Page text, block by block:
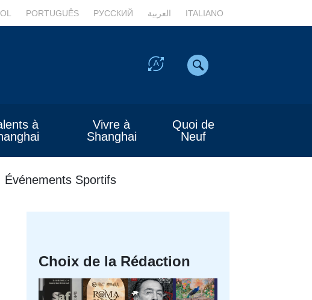
PORTUGUÊS РУССКИЙ العربية ITALIANO
à
Vivre à
Shanghai
Quoi de
Neuf
Événements Sportifs
Choix de la Rédaction